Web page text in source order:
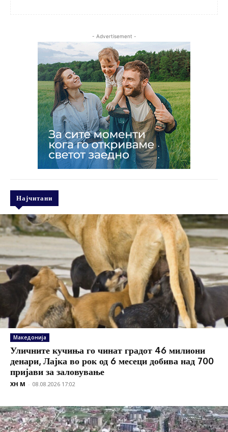
- Advertisement -
Најчитани
Македонија
Уличните кучиња го чинат градот 46 милиони
денари, Лајка во рок од 6 месеци добива над 700
пријави за заловување
XH M - 08.08.2026 17:02